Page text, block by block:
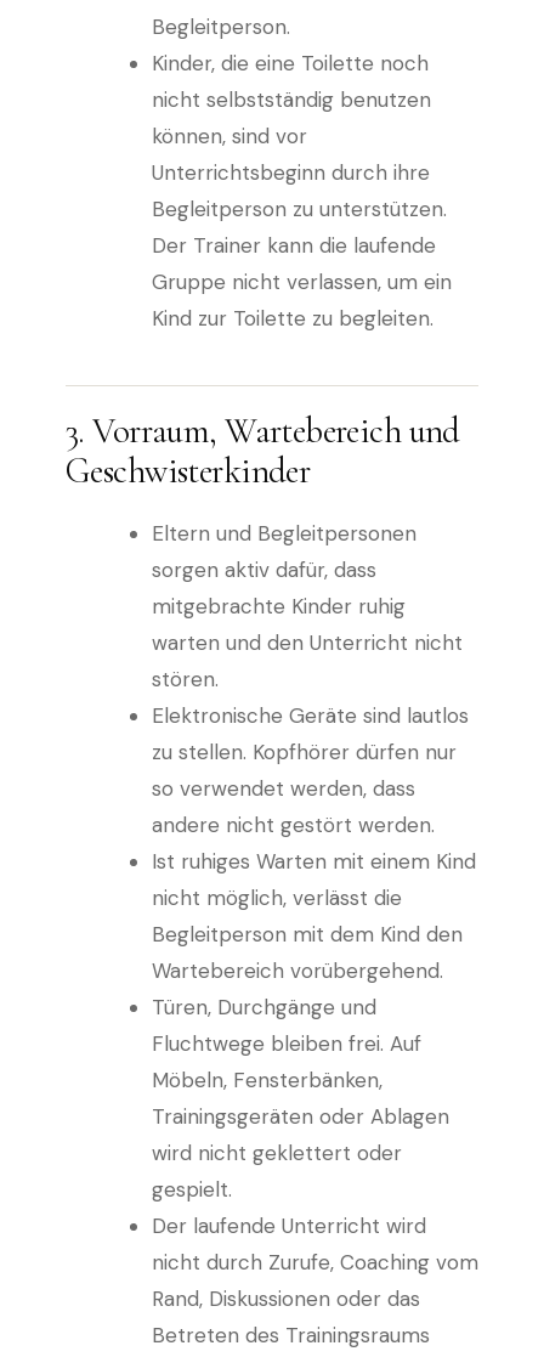
Begleitperson.
Kinder, die eine Toilette noch
nicht selbstständig benutzen
können, sind vor
Unterrichtsbeginn durch ihre
Begleitperson zu unterstützen.
Der Trainer kann die laufende
Gruppe nicht verlassen, um ein
Kind zur Toilette zu begleiten.
3. Vorraum, Wartebereich und
Geschwisterkinder
Eltern und Begleitpersonen
sorgen aktiv dafür, dass
mitgebrachte Kinder ruhig
warten und den Unterricht nicht
stören.
Elektronische Geräte sind lautlos
zu stellen. Kopfhörer dürfen nur
so verwendet werden, dass
andere nicht gestört werden.
Ist ruhiges Warten mit einem Kind
nicht möglich, verlässt die
Begleitperson mit dem Kind den
Wartebereich vorübergehend.
Türen, Durchgänge und
Fluchtwege bleiben frei. Auf
Möbeln, Fensterbänken,
Trainingsgeräten oder Ablagen
wird nicht geklettert oder
gespielt.
Der laufende Unterricht wird
nicht durch Zurufe, Coaching vom
Rand, Diskussionen oder das
Betreten des Trainingsraums